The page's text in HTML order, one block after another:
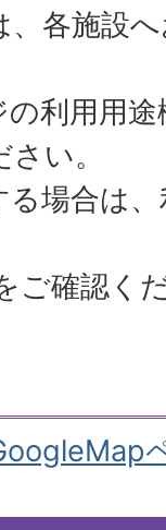
各施設
利用用
さい。
場合は
ご確認く